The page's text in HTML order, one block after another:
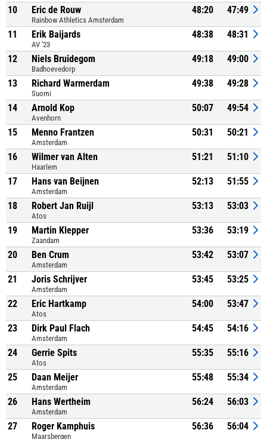
10 Eric de Rouw
Rainbow Athletics Amsterdam
48:20 47:49
11 Erik Baijards
AV '23
48:38 48:31
12 Niels Bruidegom
Badhoevedorp
49:18 49:00
13 Richard Warmerdam
Suomi
49:38 49:28
14 Arnold Kop
Avenhorn
50:07 49:54
15 Menno Frantzen
Amsterdam
50:31 50:21
16 Wilmer van Alten
Haarlem
51:21 51:10
17 Hans van Beijnen
Amsterdam
52:13 51:55
18 Robert Jan Ruijl
Atos
53:13 53:03
19 Martin Klepper
Zaandam
53:36 53:19
20 Ben Crum
Amsterdam
53:42 53:07
21 Joris Schrijver
Amsterdam
53:45 53:25
22 Eric Hartkamp
Atos
54:00 53:47
23 Dirk Paul Flach
Amsterdam
54:45 54:16
24 Gerrie Spits
Atos
55:35 55:16
25 Daan Meijer
Amsterdam
55:48 55:34
26 Hans Wertheim
Amsterdam
56:24 56:03
27 Roger Kamphuis
Maarsbergen
56:36 56:04